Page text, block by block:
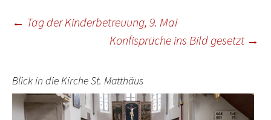
Beitragsnavigation
← Tag der Kinderbetreuung, 9. Mai
Konfisprüche ins Bild gesetzt →
Blick in die Kirche St. Matthäus